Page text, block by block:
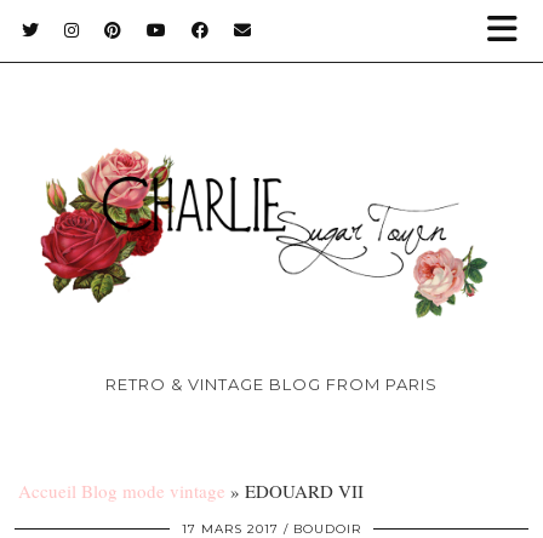
RETRO & VINTAGE BLOG FROM PARIS
Accueil Blog mode vintage » EDOUARD VII
17 MARS 2017 BOUDOIR